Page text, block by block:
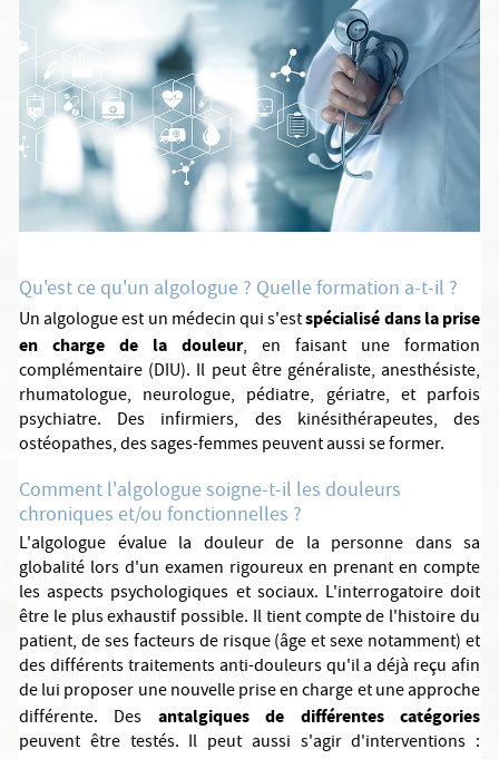
Qu'est ce qu'un algologue ? Quelle formation a-t-il ?
Un algologue est un médecin qui s'estspécialisé dans la prise
en charge de la douleur, en faisant une formation
complémentaire (DIU). Il peut être généraliste, anesthésiste,
rhumatologue, neurologue, pédiatre, gériatre, et parfois
psychiatre. Des infirmiers, des kinésithérapeutes, des
ostéopathes, des sages-femmes peuvent aussi se former.
Comment l'algologue soigne-t-il les douleurs
chroniques et/ou fonctionnelles ?
L'algologue évalue la douleur de la personne dans sa
globalité lors d'un examen rigoureux en prenant en compte
les aspects psychologiques et sociaux. L'interrogatoire doit
être le plus exhaustif possible. Il tient compte de l'histoire du
patient, de ses facteurs de risque (âge et sexe notamment) et
des différents traitements anti-douleurs qu'il a déjà reçu afin
de lui proposer une nouvelle prise en charge et une approche
différente. Des antalgiques de différentes catégories
peuvent être testés. Il peut aussi s'agir d'interventions :